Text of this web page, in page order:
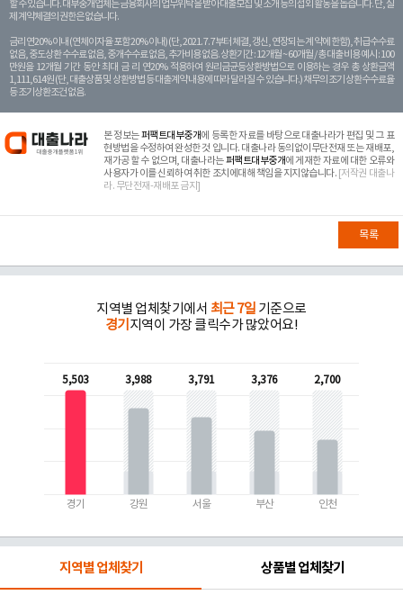
할 수 있습니다. 대부중개업체는 금융회사의 업무위탁을 받아 대출모집 및 소개 등의 섭외 활동을 돕습니다. 단, 실
제 계약체결의 권한은 없습니다.
금리 연20% 이내 (연체이자율 포함 20% 이내) (단, 2021. 7. 7부터 체결, 갱신, 연장되는 계 약에 한함), 취급수수료
없음, 중도상환 수수료 없음, 중개수수료 없음, 추가비용 없음. 상환기간 : 12개월 ~ 60개월 / 총 대출 비용 예시 : 100
만원을 12개월 기간 동안 최대 금 리 연20% 적용하여 원리금균등상환방법으로 이용하는 경우 총 상환금액
1,111,614원 (단, 대출상품 및 상환방법 등 대출계약 내용에 따라 달라질 수 있습니다.) 채무의 조기 상환수수료율
등 조기상환조건 없음.
본 정보는퍼팩트대부중개에 등록한 자료를 바탕으로 대출나라가 편집 및 그 표
현방법을 수정하여 완성한 것 입니다. 대출나라 동의없이무단전재 또는 재배포,
재가공 할 수 없으며, 대출나라는퍼팩트대부중개에 게재한 자료에 대한 오류와
사용자가 이를 신뢰하여 취한 조치에대해 책임을 지지않습니다. [저작권 대출나
라. 무단전재-재배포 금지]
목록
지역별 업체찾기에서 최근 7일 기준으로
경기 지역이 가장 클릭수가 많았어요!
5,503
경기
3,988
강원
3,791
서울
3,376
부산
2,700
인천
지역별 업체찾기 상품별 업체찾기